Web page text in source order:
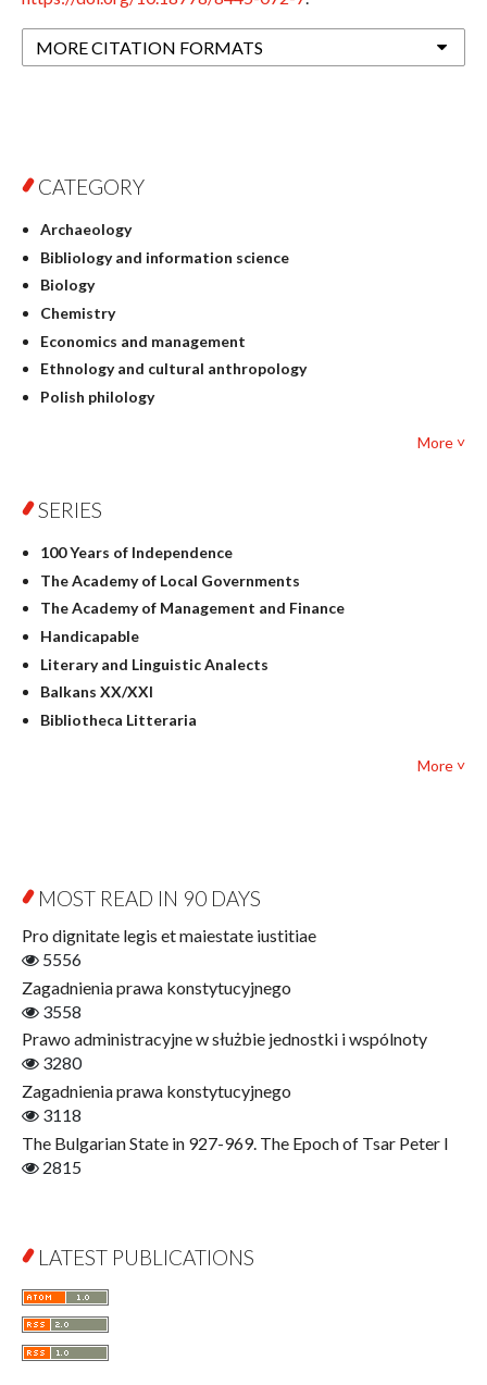
MORE CITATION FORMATS
CATEGORY
Archaeology
Bibliology and information science
Biology
Chemistry
Economics and management
Ethnology and cultural anthropology
Polish philology
Geography
Linguistics
Judaica
Culture and art
Literary Studies
Mathematics
Pedagogy
Textbooks for foreigners
Open Access
More ˅
SERIES
100 Years of Independence
The Academy of Local Governments
The Academy of Management and Finance
Handicapable
Literary and Linguistic Analects
Balkans XX/XXI
Bibliotheca Litteraria
Film! Scholars
Finance
Gerontology
Literary Interpretations
Jerzy Giedroyc and...
Jerzy Giedroyc and Witnesses of History
Winter of Life?
Linguistics
What Is Man?
Communication and Media
A Very Short Introduction
Literary Culture of Lodz
More ˅
MOST READ IN 90 DAYS
Pro dignitate legis et maiestate iustitiae
5556
Zagadnienia prawa konstytucyjnego
3558
Prawo administracyjne w służbie jednostki i wspólnoty
3280
Zagadnienia prawa konstytucyjnego
3118
The Bulgarian State in 927-969. The Epoch of Tsar Peter I
2815
LATEST PUBLICATIONS